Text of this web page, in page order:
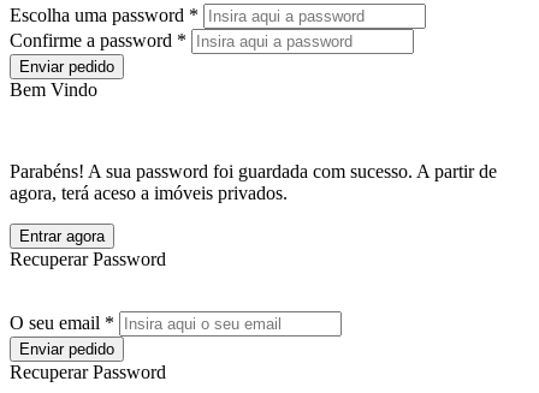
Escolha uma password *
Confirme a password *
Enviar pedido
Bem Vindo
Parabéns! A sua password foi guardada com sucesso. A partir de
agora, terá aceso a imóveis privados.
Entrar agora
Recuperar Password
O seu email *
Enviar pedido
Recuperar Password